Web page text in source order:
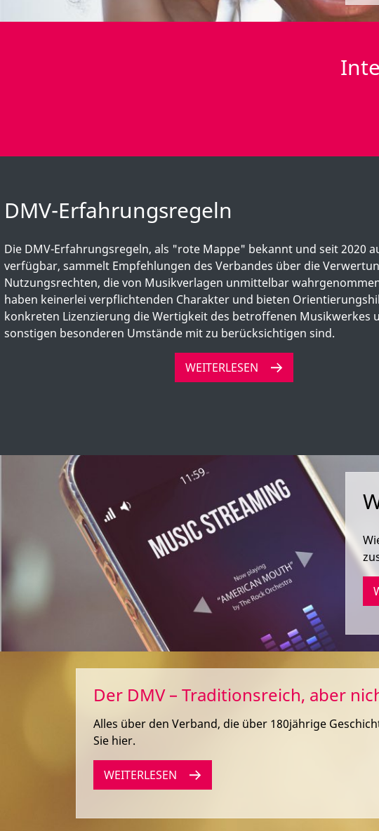
DMV-Erfahrungsregeln
Die DMV-Erfahrungsregeln, als "rote Mappe" bekannt und seit 2020
verfügbar, sammelt Empfehlungen des Verbandes über die
Nutzungsrechten, die von Musikverlagen unmittelbar
haben keinerlei verpflichtenden Charakter und bieten
konkreten Lizenzierung die Wertigkeit des betroffenen Musikwerkes
sonstigen besonderen Umstände mit zu berücksichtigen sind.
WEITERLESEN
Der DMV – Traditionsreich, aber
Alles über den Verband, die über 180jährige
Sie hier.
WEITERLESEN